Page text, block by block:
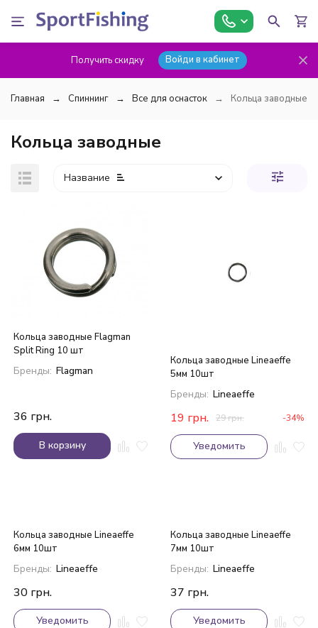
Получить скидку Войди в кабинет
Главная Спиннинг Все для оснасток Кольца заводные
Кольца заводные
Название
покупателей
Кольца заводные Flagman
Split Ring 10 шт
Бренды: Flagman
36 грн.
В корзину
Кольца заводные Lineaeffe
5мм 10шт
Бренды: Lineaeffe
19 грн. 29грн. -34%
Уведомить
Кольца заводные Lineaeffe
6мм 10шт
Бренды: Lineaeffe
30 грн.
Уведомить
Кольца заводные Lineaeffe
7мм 10шт
Бренды: Lineaeffe
37 грн.
Уведомить